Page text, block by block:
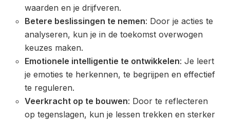
waarden en je drijfveren.
Betere beslissingen te nemen: Door je acties te
analyseren, kun je in de toekomst overwogen
keuzes maken.
Emotionele intelligentie te ontwikkelen: Je leert
je emoties te herkennen, te begrijpen en effectief
te reguleren.
Veerkracht op te bouwen: Door te reflecteren
op tegenslagen, kun je lessen trekken en sterker